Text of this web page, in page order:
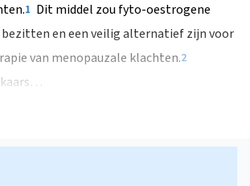
1 Dit middel zou fyto-oestrogene
bezitten en een veilig alternatief zijn voor
van menopauzale klachten.2